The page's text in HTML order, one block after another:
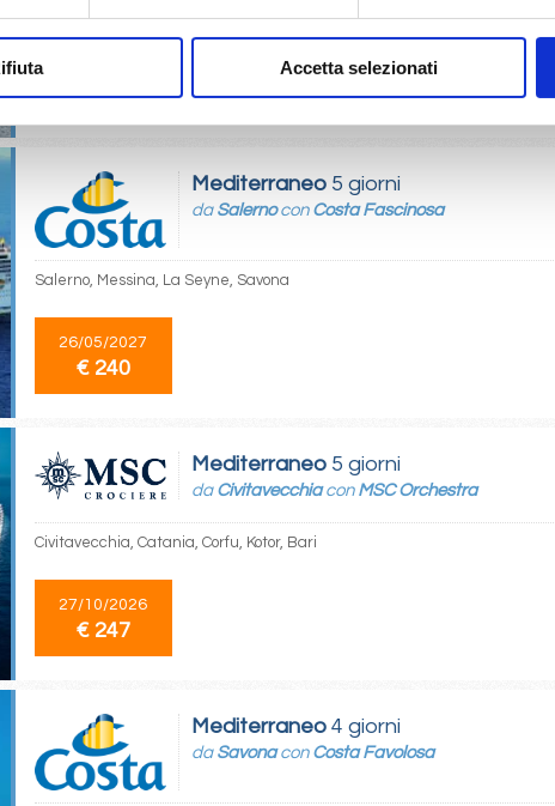
Accetta selezionati
Mediterraneo 5 giorni
da Salernocon Costa Fascinosa
Salerno, Messina, La Seyne, Savona
26/05/2027
€ 240
Mediterraneo 5 giorni
da Civitavecchiacon MSC Orchestra
Civitavecchia, Catania, Corfu, Kotor, Bari
27/10/2026
€ 247
Mediterraneo 4 giorni
da Savonacon Costa Favolosa